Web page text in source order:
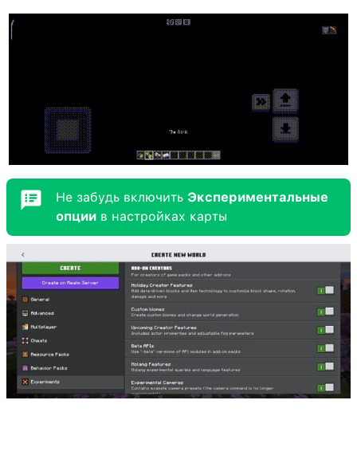
Не забудь включить Экспериментальные
опции в настройках карты